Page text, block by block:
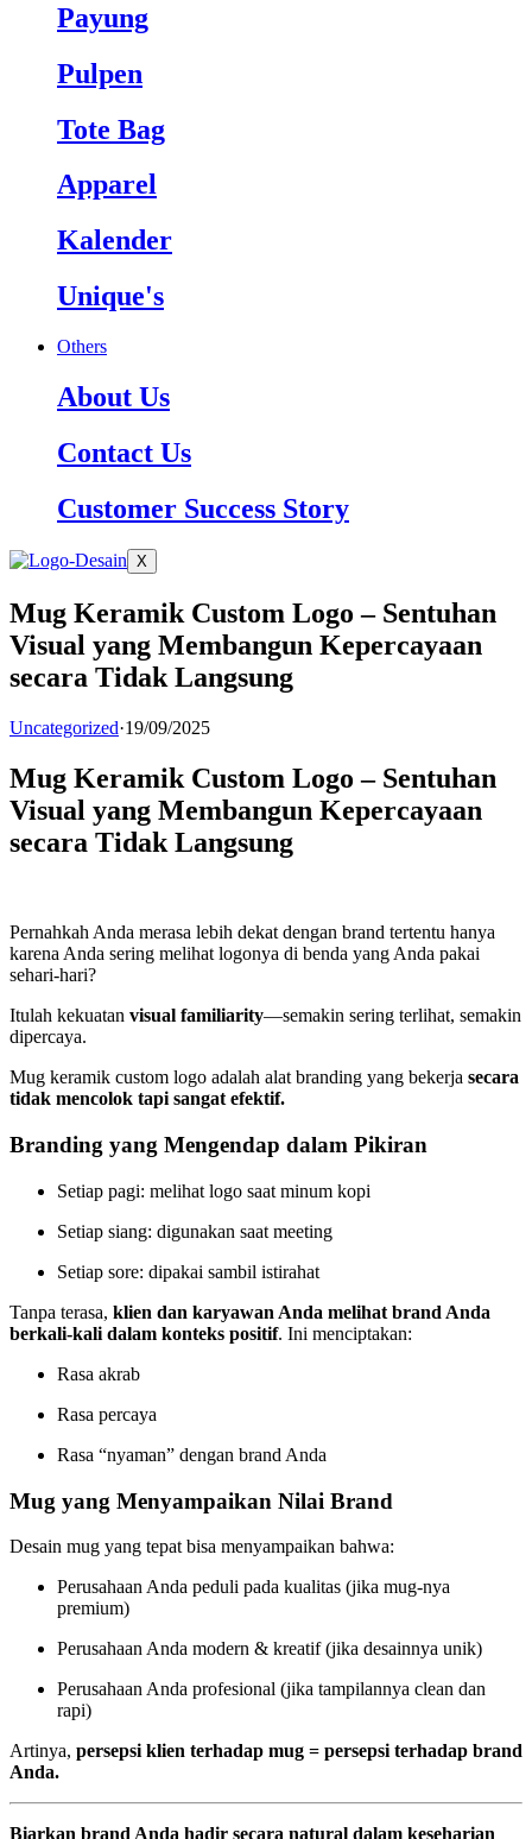
Payung
Pulpen
Tote Bag
Apparel
Kalender
Unique's
Others
About Us
Contact Us
Customer Success Story
X
Mug Keramik Custom Logo – Sentuhan
Visual yang Membangun Kepercayaan
secara Tidak Langsung
Uncategorized·19/09/2025
Mug Keramik Custom Logo – Sentuhan
Visual yang Membangun Kepercayaan
secara Tidak Langsung
Pernahkah Anda merasa lebih dekat dengan brand tertentu hanya
karena Anda sering melihat logonya di benda yang Anda pakai
sehari-hari?
Itulah kekuatan visual familiarity—semakin sering terlihat, semakin
dipercaya.
Mug keramik custom logo adalah alat branding yang bekerja secara
tidak mencolok tapi sangat efektif.
Branding yang Mengendap dalam Pikiran
Setiap pagi: melihat logo saat minum kopi
Setiap siang: digunakan saat meeting
Setiap sore: dipakai sambil istirahat
Tanpa terasa, klien dan karyawan Anda melihat brand Anda
berkali-kali dalam konteks positif. Ini menciptakan:
Rasa akrab
Rasa percaya
Rasa “nyaman” dengan brand Anda
Mug yang Menyampaikan Nilai Brand
Desain mug yang tepat bisa menyampaikan bahwa:
Perusahaan Anda peduli pada kualitas (jika mug-nya
premium)
Perusahaan Anda modern & kreatif (jika desainnya unik)
Perusahaan Anda profesional (jika tampilannya clean dan
rapi)
Artinya, persepsi klien terhadap mug = persepsi terhadap brand
Anda.
Biarkan brand Anda hadir secara natural dalam keseharian